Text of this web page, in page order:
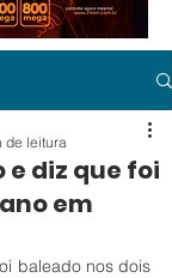
e diz que foi
em
de leitura
baleado nos dois